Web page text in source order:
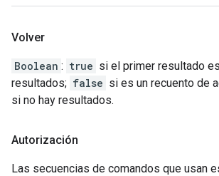
Volver
Boolean : true si el primer resultado
resultados; false si es un recuento de
si no hay resultados.
Autorización
Las secuencias de comandos que usan